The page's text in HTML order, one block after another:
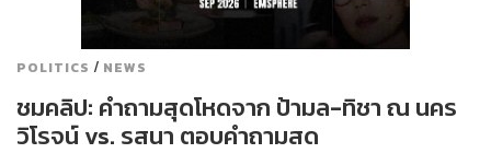
POLITICS / NEWS
ชมคลิป: คำถามสุดโหดจาก ป้ามล-ทิชา ณ นคร
วิโรจน์ vs. รสนา ตอบคำถามสด